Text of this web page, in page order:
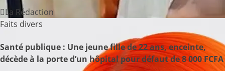
La Rédaction
Faits divers
Santé publique : Une jeune fille de 22 ans, enceinte,
décède à la porte d’un hôpital pour défaut de 8 000 FCFA